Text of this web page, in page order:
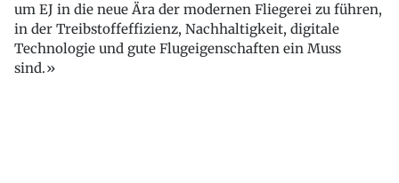
um EJ in die neue Ära der modernen Fliegerei zu führen,
in der Treibstoffeffizienz, Nachhaltigkeit, digitale
Technologie und gute Flugeigenschaften ein Muss
sind.»